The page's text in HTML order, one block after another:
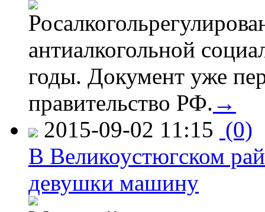
антиалкогольной
годы. Документ уже
правительство РФ. →
2015-09-02 11:15 (0)
В Великоустюгском
девушки машину